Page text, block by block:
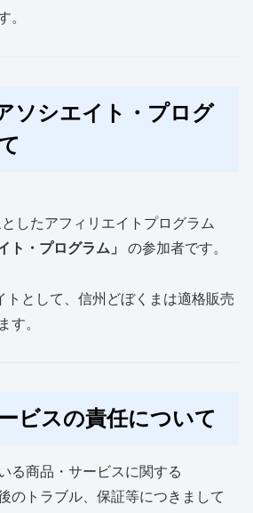
。
ソシエイト・プログ
したアフィリエイトプログラム
ト・プログラム」
の参加者です。
トとして、信州どぼくまは適格販売
す。
ビスの責任について
る商品・サービスに関する
のトラブル、保証等につきまして